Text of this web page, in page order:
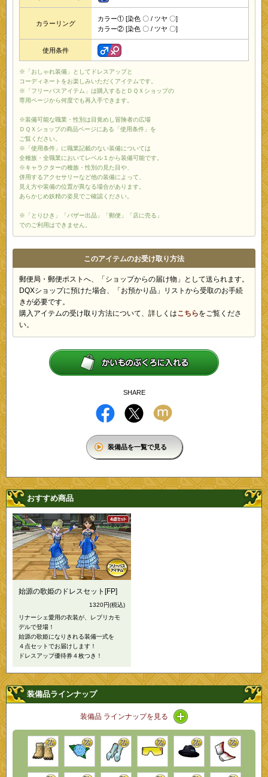
カラーリング
カラー① [染色 〇 / ツヤ 〇]
カラー② [染色 〇 / ツヤ 〇]
使用条件
※「おしゃれ装備」としてドレスアップと
コーディネートをお楽しみいただくアイテムです。
※「フリーパスアイテム」は購入するとＤＱＸショップの
専用ページから何度でも再入手できます。
※装備可能な職業・性別は目覚めし冒険者の広場
ＤＱＸショップの商品ページにある「使用条件」を
ご覧ください。
※「使用条件」に職業記載のない装備については
全種族・全職業においてレベル１から装備可能です。
※キャラクターの種族・性別の見た目や、
併用するアクセサリーなど他の装備によって、
見え方や装備の位置が異なる場合があります。
あらかじめ妖精の姿見でご確認ください。
※「とりひき」「バザー出品」「郵便」「店に売る」
でのご利用はできません。
このアイテムのお受け取り方法
郵便局・郵便ポストへ、「ショップからの届け物」として送られます。
DQXショップに預けた場合、「お預かり品」リストから受取のお手続
きが必要です。
購入アイテムの受け取り方法について、詳しくはこちらをご覧くださ
い。
SHARE
装備品を一覧で見る
おすすめ商品
始源の歌姫のドレスセット[FP]
1320円(税込)
リナーシェ愛用の衣装が、レプリカモ
デルで登場！
始源の歌姫になりきれる装備一式を
４点セットでお届けします！
ドレスアップ優待券４枚つき！
装備品ラインナップ
装備品 ラインナップを見る アイコン / ラインナッ